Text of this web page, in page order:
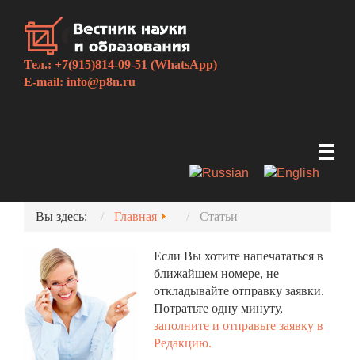
Тел.: +7(915)814-09-51 (WhatsApp)
E-mail: info@p8n.ru
Вы здесь: Главная Статьи
Если Вы хотите напечататься в
ближайшем номере, не
откладывайте отправку заявки.
Потратьте одну минуту,
заполните и отправьте заявку в
Редакцию.